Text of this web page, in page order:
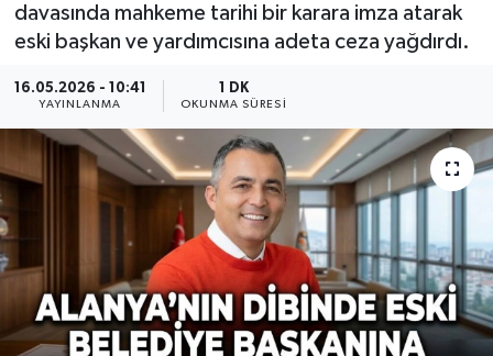
davasında mahkeme tarihi bir karara imza atarak
eski başkan ve yardımcısına adeta ceza yağdırdı.
16.05.2026 - 10:41
YAYINLANMA
1 DK
OKUNMA SÜRESI
Gazipaşa